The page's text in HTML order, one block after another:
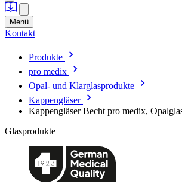
Menü
Kontakt
Produkte
pro medix
Opal- und Klarglasprodukte
Kappengläser
Kappengläser Becht pro medix,
Glasprodukte